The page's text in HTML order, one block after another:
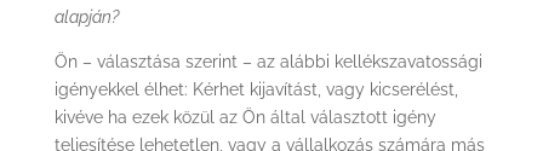
alapján?
Ön – választása szerint – az alábbi kellékszavatossági
igényekkel élhet: Kérhet kijavítást, vagy kicserélést,
kivéve ha ezek közül az Ön által választott igény
teljesítése lehetetlen, vagy a vállalkozás számára más